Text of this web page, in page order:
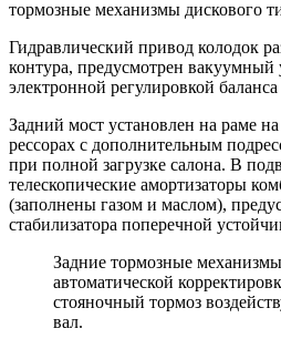
тормозные механизмы дискового
Гидравлический привод колодок
контура, предусмотрен вакуумный
электронной регулировкой
Задний мост установлен на раме
рессорах с дополнительным
при полной загрузке салона. В
телескопические амортизаторы
(заполнены газом и маслом),
стабилизатора поперечной
Задние тормозные
автоматической
стояночный тормоз
вал.